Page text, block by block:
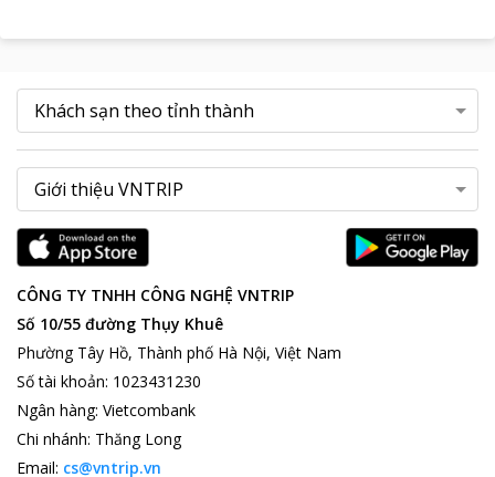
CÔNG TY TNHH CÔNG NGHỆ VNTRIP
Số 10/55 đường Thụy Khuê
Phường Tây Hồ, Thành phố Hà Nội, Việt Nam
Số tài khoản: 1023431230
Ngân hàng: Vietcombank
Chi nhánh: Thăng Long
Email: cs@vntrip.vn